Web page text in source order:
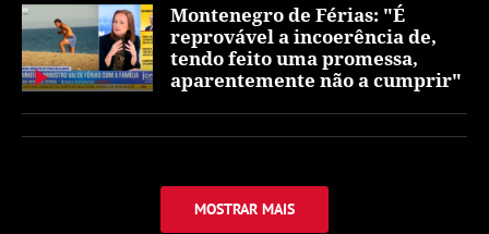
Montenegro de Férias: "É
reprovável a incoerência de,
tendo feito uma promessa,
aparentemente não a cumprir"
MOSTRAR MAIS